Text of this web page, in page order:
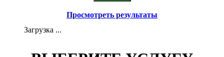
Просмотреть результаты
Загрузка ...